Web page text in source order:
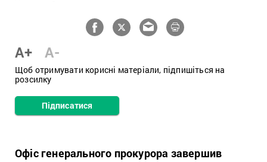
A+ A-
Щоб отримувати корисні матеріали, підпишіться на
розсилку
Підписатися
Офіс генерального прокурора завершив